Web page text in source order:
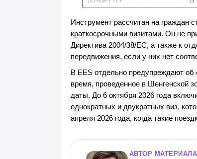
Инструмент рассчитан на граждан
краткосрочными визитами. Он не
Директива 2004/38/EC, а также к
передвижения, если у них нет
В EES отдельно предупреждают об
время, проведенное в Шенгенской
даты. До 6 октября 2026 года
однократных и двукратных виз,
апреля 2026 года, когда такие
АВТОР МАТЕРИАЛА